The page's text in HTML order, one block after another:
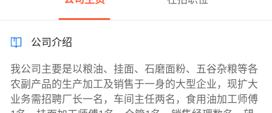
公司介绍
我公司主要是以粮油、挂面、石磨面粉、五谷杂粮等各
农副产品的生产加工及销售于一身的大型企业，现扩大
业务需招聘厂长一名，车间主任两名，食用油加工师傅